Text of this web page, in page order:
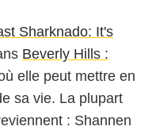
Sharknado: It's
Beverly Hills :
elle peut mettre en
sa vie. La plupart
: Shannen